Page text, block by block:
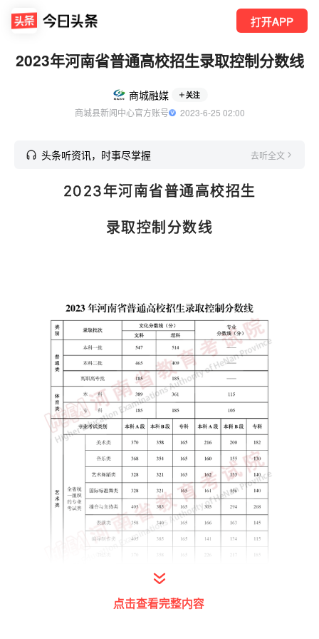
打开APP
2023年河南省普通高校招生录取控制分数线
商城融媒 关注
商城县新闻中心官方账号
  2023-6-25 02:00
头条听资讯，时事尽掌握 去听全文
2023年河南省普通高校招生
录取控制分数线
点击查看完整内容